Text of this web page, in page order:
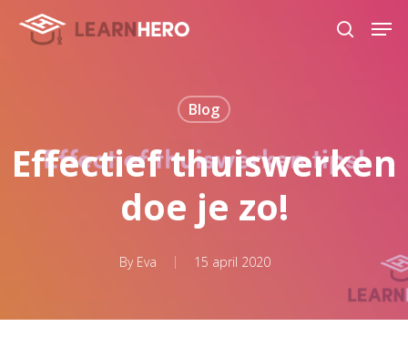
search
Blog
Effectief thuiswerken
doe je zo!
By Eva 15 april 2020